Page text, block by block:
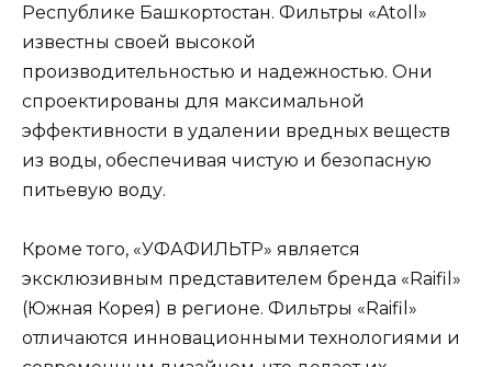
Республике Башкортостан. Фильтры «Atoll»
известны своей высокой
производительностью и надежностью. Они
спроектированы для максимальной
эффективности в удалении вредных веществ
из воды, обеспечивая чистую и безопасную
питьевую воду.
Кроме того, «УФАФИЛЬТР» является
эксклюзивным представителем бренда «Raifil»
(Южная Корея) в регионе. Фильтры «Raifil»
отличаются инновационными технологиями и